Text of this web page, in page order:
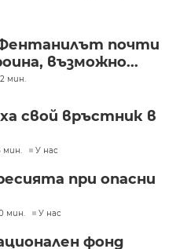
почти
възможно...
мин.
свой връстник в
мин. У нас
при опасни
мин. У нас
фонд